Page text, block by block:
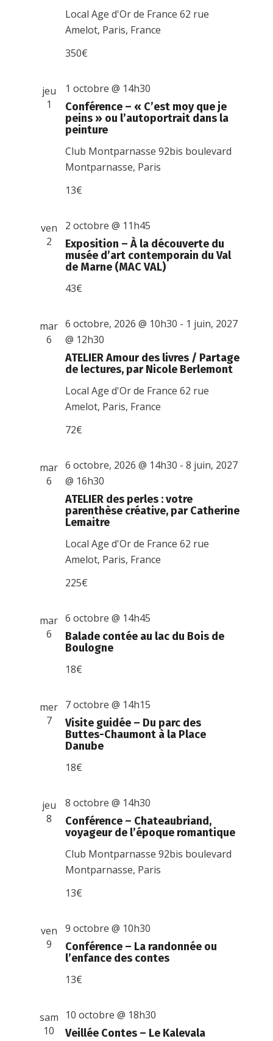
Local Age d'Or de France62 rue
Amelot, Paris, France
350€
jeu
1
Conférence – « C’est moy que je
peins » ou l’autoportrait dans la
peinture
1 octobre @ 14h30
Club Montparnasse92bis boulevard
Montparnasse, Paris
13€
ven
2
Exposition – À la découverte du
musée d’art contemporain du Val
de Marne (MAC VAL)
2 octobre @ 11h45
43€
mar
6
ATELIER Amour des livres / Partage
de lectures, par Nicole Berlemont
6 octobre, 2026 @ 10h30 - 1 juin, 2027
@ 12h30
Local Age d'Or de France62 rue
Amelot, Paris, France
72€
mar
6
ATELIER des perles : votre
parenthèse créative, par Catherine
Lemaitre
6 octobre, 2026 @ 14h30 -8 juin, 2027
@ 16h30
Local Age d'Or de France62 rue
Amelot, Paris, France
225€
mar
6
Balade contée au lac du Bois de
Boulogne
6 octobre @ 14h45
18€
mer
7
Visite guidée – Du parc des
Buttes-Chaumont à la Place
Danube
7 octobre @ 14h15
18€
jeu
8
Conférence – Chateaubriand,
voyageur de l’époque romantique
8 octobre @ 14h30
Club Montparnasse92bis boulevard
Montparnasse, Paris
13€
ven
9
Conférence – La randonnée ou
l’enfance des contes
9 octobre @ 10h30
13€
sam
10
Veillée Contes – Le Kalevala
10 octobre @ 18h30